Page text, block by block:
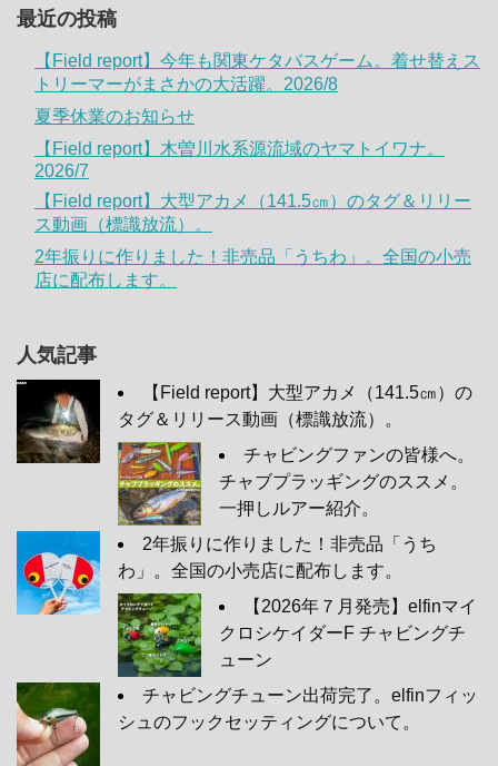
最近の投稿
【Field report】今年も関東ケタバスゲーム。着せ替えス
トリーマーがまさかの大活躍。2026/8
夏季休業のお知らせ
【Field report】木曽川水系源流域のヤマトイワナ。
2026/7
【Field report】大型アカメ（141.5㎝）のタグ＆リリー
ス動画（標識放流）。
2年振りに作りました！非売品「うちわ」。全国の小売
店に配布します。
人気記事
【Field report】大型アカメ（141.5㎝）の
タグ＆リリース動画（標識放流）。
チャビングファンの皆様へ。
チャブプラッギングのススメ。
一押しルアー紹介。
2年振りに作りました！非売品「うち
わ」。全国の小売店に配布します。
【2026年７月発売】elfinマイ
クロシケイダーF チャビングチ
ューン
チャビングチューン出荷完了。elfinフィッ
シュのフックセッティングについて。